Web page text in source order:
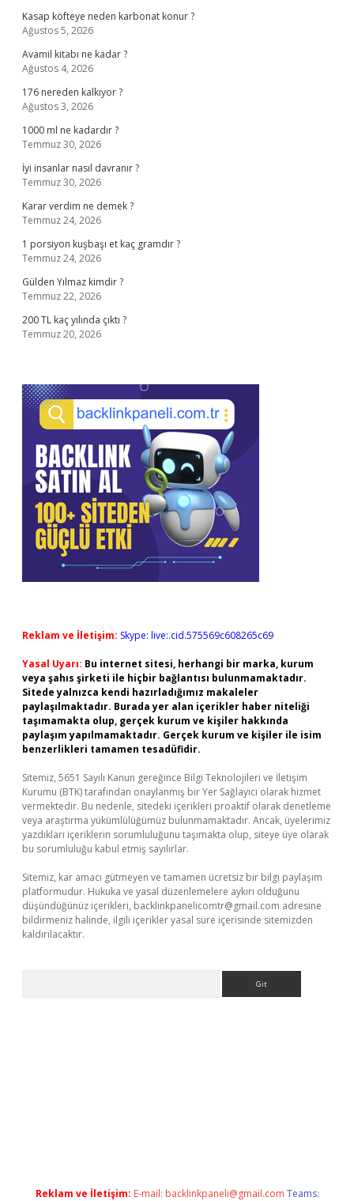
Kasap köfteye neden karbonat konur ?
Ağustos 5, 2026
Avamil kitabı ne kadar ?
Ağustos 4, 2026
176 nereden kalkıyor ?
Ağustos 3, 2026
1000 ml ne kadardır ?
Temmuz 30, 2026
İyi insanlar nasıl davranır ?
Temmuz 30, 2026
Karar verdim ne demek ?
Temmuz 24, 2026
1 porsiyon kuşbaşı et kaç gramdır ?
Temmuz 24, 2026
Gülden Yılmaz kimdir ?
Temmuz 22, 2026
200 TL kaç yılında çıktı ?
Temmuz 20, 2026
Reklam ve İletişim: Skype: live:.cid.575569c608265c69
Yasal Uyarı: Bu internet sitesi, herhangi bir marka, kurum
veya şahıs şirketi ile hiçbir bağlantısı bulunmamaktadır.
Sitede yalnızca kendi hazırladığımız makaleler
paylaşılmaktadır. Burada yer alan içerikler haber niteliği
taşımamakta olup, gerçek kurum ve kişiler hakkında
paylaşım yapılmamaktadır. Gerçek kurum ve kişiler ile isim
benzerlikleri tamamen tesadüfidir.
Sitemiz, 5651 Sayılı Kanun gereğince Bilgi Teknolojileri ve İletişim
Kurumu (BTK) tarafından onaylanmış bir Yer Sağlayıcı olarak hizmet
vermektedir. Bu nedenle, sitedeki içerikleri proaktif olarak denetleme
veya araştırma yükümlülüğümüz bulunmamaktadır. Ancak, üyelerimiz
yazdıkları içeriklerin sorumluluğunu taşımakta olup, siteye üye olarak
bu sorumluluğu kabul etmiş sayılırlar.
Sitemiz, kar amacı gütmeyen ve tamamen ücretsiz bir bilgi paylaşım
platformudur. Hukuka ve yasal düzenlemelere aykırı olduğunu
düşündüğünüz içerikleri, backlinkpanelicomtr@gmail.com adresine
bildirmeniz halinde, ilgili içerikler yasal süre içerisinde sitemizden
kaldırılacaktır.
Reklam ve İletişim: E-mail: backlinkpaneli@gmail.com Teams: